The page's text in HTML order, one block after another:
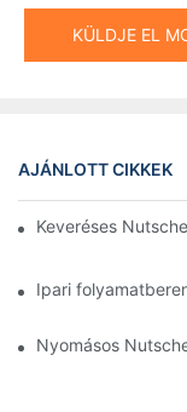
KÜLDJE EL
AJÁNLOTT CIKKEK
Keveréses
Ipari
Nyomásos